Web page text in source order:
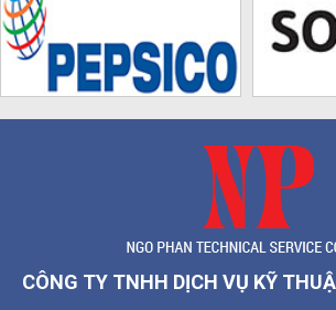
CÔNG TY TNHH DỊCH VỤ KỸ